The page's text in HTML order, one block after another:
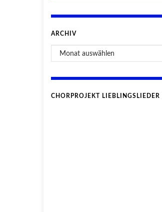
ARCHIV
CHORPROJEKT